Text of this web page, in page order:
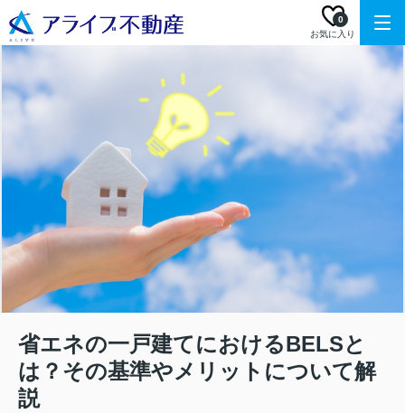
お気に入り
0
省エネの一戸建てにおけるBELSと
は？その基準やメリットについて解
説